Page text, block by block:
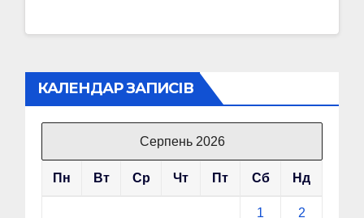
КАЛЕНДАР ЗАПИСІВ
Серпень 2026
Пн Вт Ср Чт Пт Сб Нд
1 2